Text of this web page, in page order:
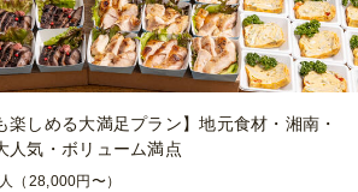
楽しめる大満足プラン】地元食材・湘南・
人気・ボリューム満点
（28,000円〜）